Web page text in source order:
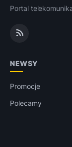
Portal
NEWSY
Promocje
Polecamy